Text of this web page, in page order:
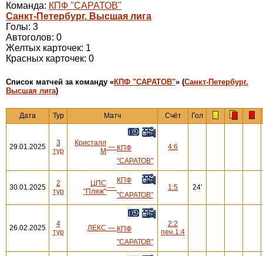
Команда: КПФ "САРАТОВ"
Санкт-Петербург. Высшая лига
Голы: 3
Автоголов: 0
Желтых карточек: 1
Красных карточек: 0
Cписок матчей за команду «КПФ "САРАТОВ"» (Санкт-Петербург.
Высшая лига)
Дата Тур Матч Счёт Гол
29.01.2025
3
тур
Кристалл
М — КПФ
"САРАТОВ"
4:6
30.01.2025
2
тур
ЦПС
"Пляж" —
КПФ
"САРАТОВ"
1:5 24'
26.02.2025
4
тур
ЛЕКС — КПФ
"САРАТОВ"
2:2
пен.1:4